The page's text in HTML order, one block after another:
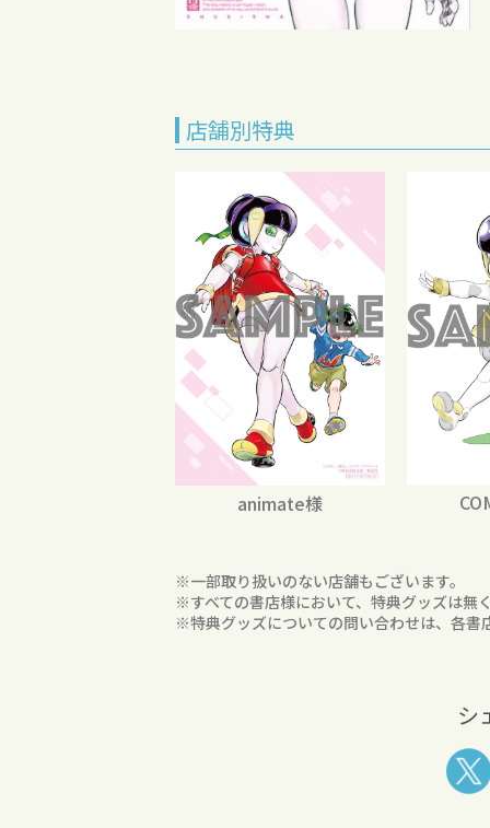
店舗別特典
animate様
※一部取り扱いのない店舗もございます。
※すべての書店様において、特典グッズは無
※特典グッズについての問い合わせは、各書
シ